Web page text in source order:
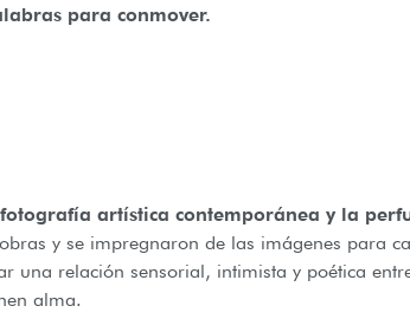
para conmover.
artística contemporánea y la
y se impregnaron de las imágenes para
una relación sensorial, intimista y poética
alma.